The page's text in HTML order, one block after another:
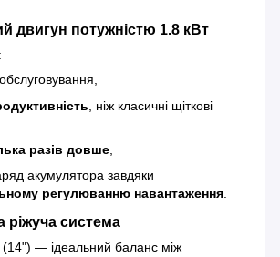
двигун потужністю 1.8 кВт
, ніж класичні щіткові
разів довше
акумулятора завдяки
регулюванню навантаження.
система
— ідеальний баланс між